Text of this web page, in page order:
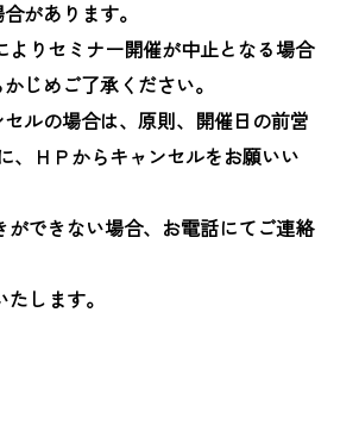
があります。
りセミナー開催が中止となる場合
じめご了承ください。
ルの場合は、原則、開催日の前営
、ＨＰからキャンセルをお願いい
できない場合、お電話にてご連絡
します。